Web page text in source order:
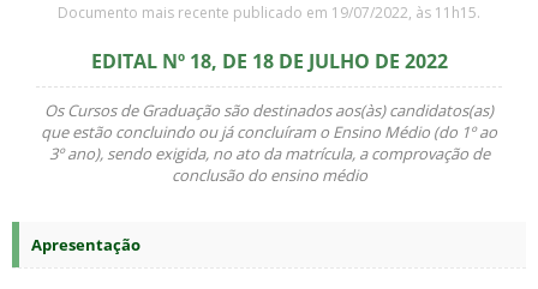
Documento mais recente publicado em 19/07/2022, às 11h15.
EDITAL Nº 18, DE 18 DE JULHO DE 2022
Os Cursos de Graduação são destinados aos(às) candidatos(as)
que estão concluindo ou já concluíram o Ensino Médio (do 1º ao
3º ano), sendo exigida, no ato da matrícula, a comprovação de
conclusão do ensino médio
Apresentação